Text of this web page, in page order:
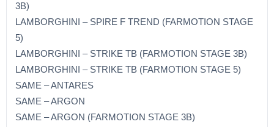
3B)
LAMBORGHINI – SPIRE F TREND (FARMOTION STAGE
5)
LAMBORGHINI – STRIKE TB (FARMOTION STAGE 3B)
LAMBORGHINI – STRIKE TB (FARMOTION STAGE 5)
SAME – ANTARES
SAME – ARGON
SAME – ARGON (FARMOTION STAGE 3B)